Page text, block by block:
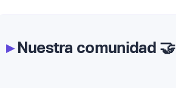
▸Nuestra comunidad 🤝